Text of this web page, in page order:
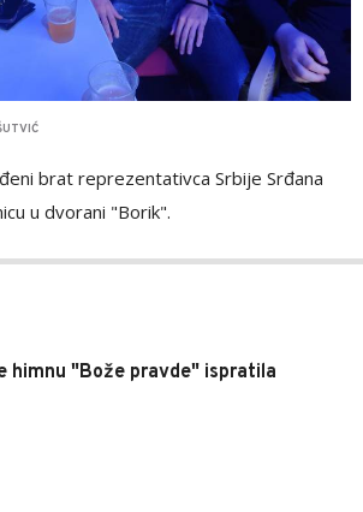
brat reprezentativca Srbije Srđana
u dvorani "Borik".
himnu "Bože pravde" ispratila